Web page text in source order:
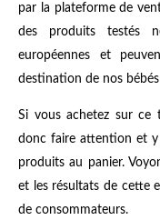
par la plateforme de
des produits testés
européennes et
destination de nos
Si vous achetez sur ce
donc faire attention et y
produits au panier.
et les résultats de cette
de consommateurs.